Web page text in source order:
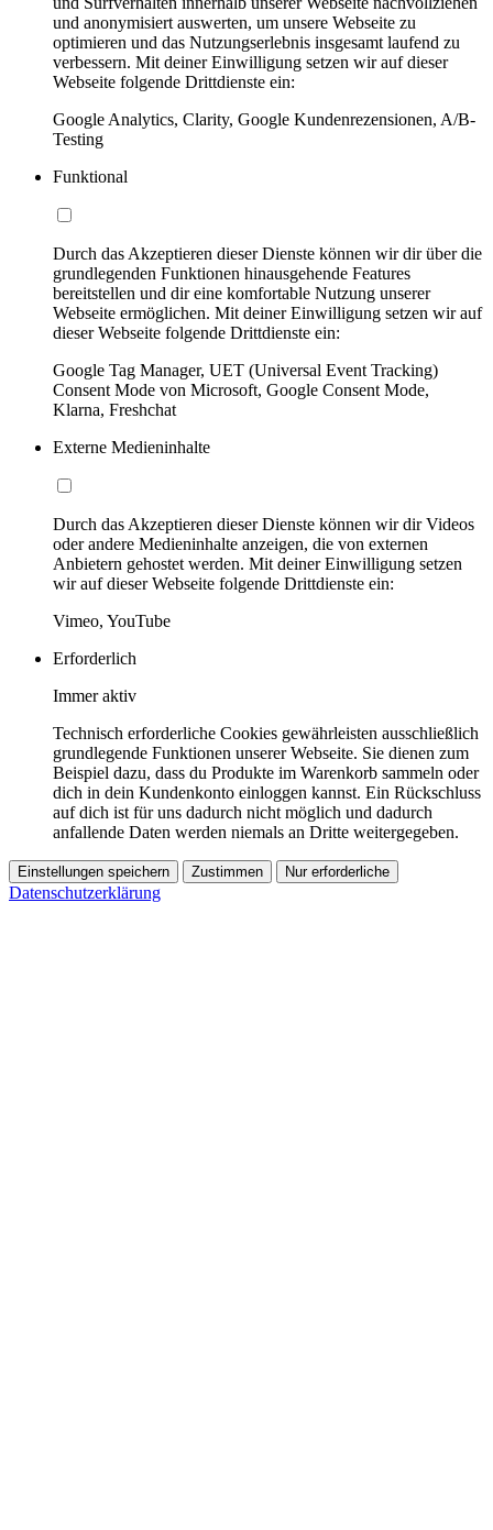
und anonymisiert auswerten, um unsere Webseite zu
optimieren und das Nutzungserlebnis insgesamt laufend zu
verbessern. Mit deiner Einwilligung setzen wir auf dieser
Webseite folgende Drittdienste ein:
Google Analytics, Clarity, Google Kundenrezensionen, A/B-
Testing
Funktional
Durch das Akzeptieren dieser Dienste können wir dir über die
grundlegenden Funktionen hinausgehende Features
bereitstellen und dir eine komfortable Nutzung unserer
Webseite ermöglichen. Mit deiner Einwilligung setzen wir auf
dieser Webseite folgende Drittdienste ein:
Google Tag Manager, UET (Universal Event Tracking)
Consent Mode von Microsoft, Google Consent Mode,
Klarna, Freshchat
Externe Medieninhalte
Durch das Akzeptieren dieser Dienste können wir dir Videos
oder andere Medieninhalte anzeigen, die von externen
Anbietern gehostet werden. Mit deiner Einwilligung setzen
wir auf dieser Webseite folgende Drittdienste ein:
Vimeo, YouTube
Erforderlich
Immer aktiv
Technisch erforderliche Cookies gewährleisten ausschließlich
grundlegende Funktionen unserer Webseite. Sie dienen zum
Beispiel dazu, dass du Produkte im Warenkorb sammeln oder
dich in dein Kundenkonto einloggen kannst. Ein Rückschluss
auf dich ist für uns dadurch nicht möglich und dadurch
anfallende Daten werden niemals an Dritte weitergegeben.
Einstellungen speichern Zustimmen Nur erforderliche
Datenschutzerklärung